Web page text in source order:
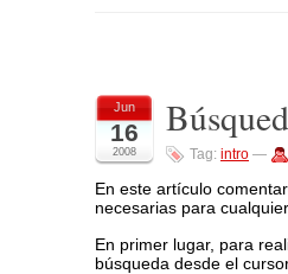
Jun
16
2008 Tag: intro —
En este artículo
necesarias para
En primer lugar, para
búsqueda desde el